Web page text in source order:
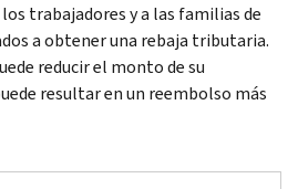
trabajadores y a las familias de
a obtener una rebaja tributaria.
reducir el monto de su
resultar en un reembolso más